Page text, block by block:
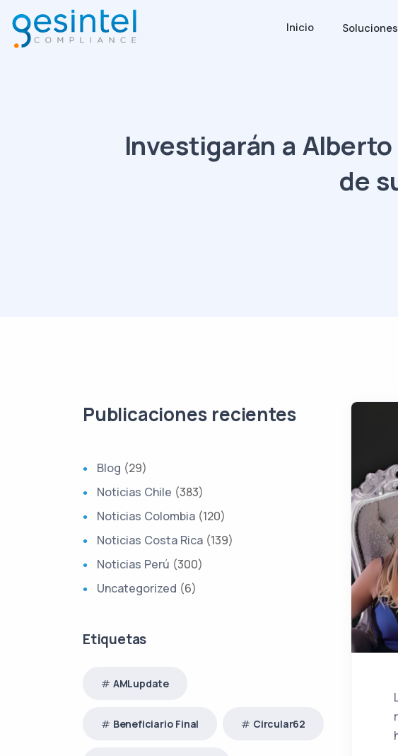
Inicio Soluciones
Investigarán a
de
Publicaciones recientes
Blog (29)
Noticias Chile (383)
Noticias Colombia (120)
Noticias Costa Rica (139)
Noticias Perú (300)
Uncategorized (6)
Etiquetas
AMLupdate
Beneficiario Final Circular62